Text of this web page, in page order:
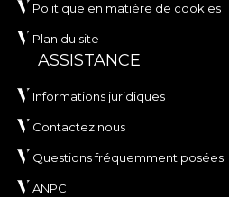
Politique en matière de cookies
Plan du site
ASSISTANCE
Informations juridiques
Contactez nous
Questions fréquemment posées
ANPC